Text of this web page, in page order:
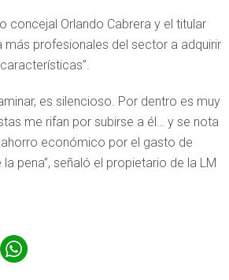
concejal Orlando Cabrera y el titular
más profesionales del sector a adquirir
es silencioso. Por dentro es muy
me rifan por subirse a él… y se nota
ahorro económico por el gasto de
pena”, señaló el propietario de la LM